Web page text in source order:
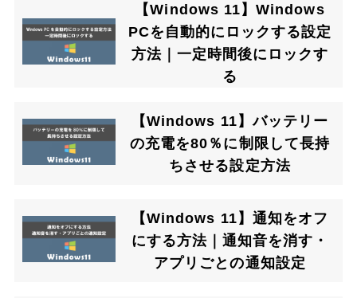
【Windows 11】Windows
PCを自動的にロックする設定
方法｜一定時間後にロックす
る
【Windows 11】バッテリー
の充電を80％に制限して長持
ちさせる設定方法
【Windows 11】通知をオフ
にする方法｜通知音を消す・
アプリごとの通知設定